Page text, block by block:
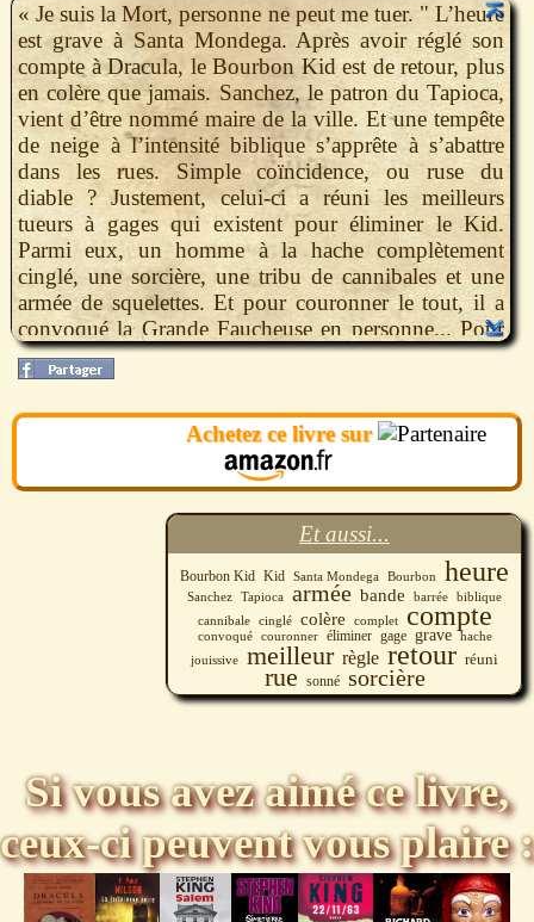
« Je suis la Mort, personne ne peut me tuer. " L’heure
est grave à Santa Mondega. Après avoir réglé son
compte à Dracula, le Bourbon Kid est de retour, plus
en colère que jamais. Sanchez, le patron du Tapioca,
vient d’être nommé maire de la ville. Et une tempête
de neige à l’intensité biblique s’apprête à s’abattre
dans les rues. Simple coïncidence, ou ruse du
diable ? Justement, celui-ci a réuni les meilleurs
tueurs à gages qui existent pour éliminer le Kid.
Parmi eux, un homme à la hache complètement
cinglé, une sorcière, une tribu de cannibales et une
armée de squelettes. Et pour couronner le tout, il a
convoqué la Grande Faucheuse en personne... Pour
le Bourbon Kid et les Dead Hunters, l’heure de la
traque a sonné. La bande du Bourbon Kid au grand
complet revient pour une nouvelle aventure toujours
plus trash, jouissive et barrée.
Achetez ce livre sur
Et aussi...
Bourbon Kid Kid Santa Mondega Bourbon heure
Sanchez Tapioca armée bande barrée
biblique
cannibale
cinglé colère complet compte
convoqué couronner éliminer gage grave hache
jouissive meilleur règle retour réuni
rue sonné sorcière
Si vous avez aimé ce livre,
ceux-ci peuvent vous plaire :